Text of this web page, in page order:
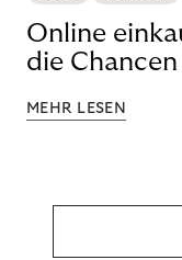
Online
die
MEHR LESEN